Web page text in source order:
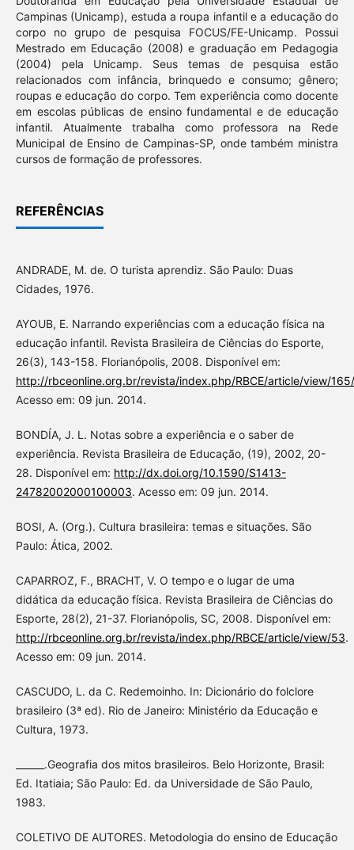
Campinas (Unicamp), estuda a roupa infantil e a educação do
corpo no grupo de pesquisa FOCUS/FE-Unicamp. Possui
Mestrado em Educação (2008) e graduação em Pedagogia
(2004) pela Unicamp. Seus temas de pesquisa estão
relacionados com infância, brinquedo e consumo; gênero;
roupas e educação do corpo. Tem experiência como docente
em escolas públicas de ensino fundamental e de educação
infantil. Atualmente trabalha como professora na Rede
Municipal de Ensino de Campinas-SP, onde também ministra
cursos de formação de professores.
REFERÊNCIAS
ANDRADE, M. de. O turista aprendiz. São Paulo: Duas
Cidades, 1976.
AYOUB, E. Narrando experiências com a educação física na
educação infantil. Revista Brasileira de Ciências do Esporte,
26(3), 143-158. Florianópolis, 2008. Disponível em:
http://rbceonline.org.br/revista/index.php/RBCE/article/view/
Acesso em: 09 jun. 2014.
BONDÍA, J. L. Notas sobre a experiência e o saber de
experiência. Revista Brasileira de Educação, (19), 2002, 20-
28. Disponível em: http://dx.doi.org/10.1590/S1413-
24782002000100003. Acesso em: 09 jun. 2014.
BOSI, A. (Org.). Cultura brasileira: temas e situações. São
Paulo: Ática, 2002.
CAPARROZ, F., BRACHT, V. O tempo e o lugar de uma
didática da educação física. Revista Brasileira de Ciências do
Esporte, 28(2), 21-37. Florianópolis, SC, 2008. Disponível em:
http://rbceonline.org.br/revista/index.php/RBCE/article/view/53.
Acesso em: 09 jun. 2014.
CASCUDO, L. da C. Redemoinho. In: Dicionário do folclore
brasileiro (3ª ed). Rio de Janeiro: Ministério da Educação e
Cultura, 1973.
______.Geografia dos mitos brasileiros. Belo Horizonte, Brasil:
Ed. Itatiaia; São Paulo: Ed. da Universidade de São Paulo,
1983.
COLETIVO DE AUTORES. Metodologia do ensino de Educação